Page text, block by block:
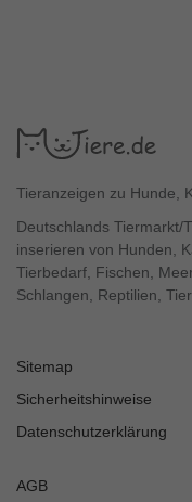
Tieranzeigen zu Hunde,
Deutschlands Tiermarkt/
inserieren von Hunden,
Tierbedarf, Fischen,
Schlangen, Reptilien,
Sitemap
Sicherheitshinweise
Datenschutzerklärung
AGB